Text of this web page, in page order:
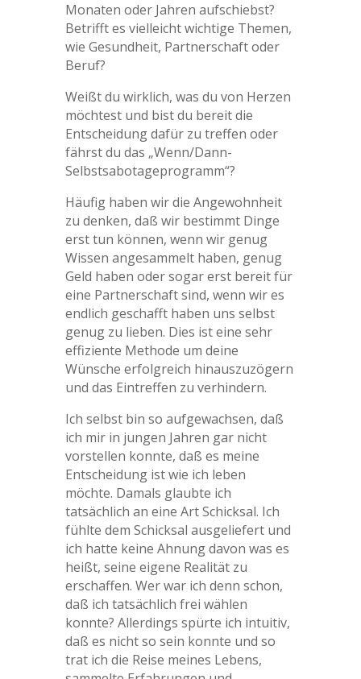
Monaten oder Jahren aufschiebst?
Betrifft es vielleicht wichtige Themen,
wie Gesundheit, Partnerschaft oder
Beruf?
Weißt du wirklich, was du von Herzen
möchtest und bist du bereit die
Entscheidung dafür zu treffen oder
fährst du das „Wenn/Dann-
Selbstsabotageprogramm“?
Häufig haben wir die Angewohnheit
zu denken, daß wir bestimmt Dinge
erst tun können, wenn wir genug
Wissen angesammelt haben, genug
Geld haben oder sogar erst bereit für
eine Partnerschaft sind, wenn wir es
endlich geschafft haben uns selbst
genug zu lieben. Dies ist eine sehr
effiziente Methode um deine
Wünsche erfolgreich hinauszuzögern
und das Eintreffen zu verhindern.
Ich selbst bin so aufgewachsen, daß
ich mir in jungen Jahren gar nicht
vorstellen konnte, daß es meine
Entscheidung ist wie ich leben
möchte. Damals glaubte ich
tatsächlich an eine Art Schicksal. Ich
fühlte dem Schicksal ausgeliefert und
ich hatte keine Ahnung davon was es
heißt, seine eigene Realität zu
erschaffen. Wer war ich denn schon,
daß ich tatsächlich frei wählen
konnte? Allerdings spürte ich intuitiv,
daß es nicht so sein konnte und so
trat ich die Reise meines Lebens,